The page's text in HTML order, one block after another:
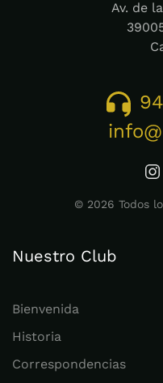
Av. de
© 2026 Todos
Nuestro Club
Bienvenida
Historia
Correspondencias